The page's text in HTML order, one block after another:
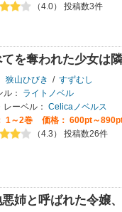
（4.0） 投稿数3件
を奪われた少女は
狭山ひびき / すずむし
ル：
ライトノベル
レーベル： Celicaノベルス
1～2巻
価格： 600pt～
（4.3） 投稿数26件
姉と呼ばれた令嬢